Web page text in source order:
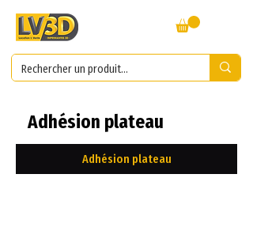
Adhésion plateau
Adhésion plateau